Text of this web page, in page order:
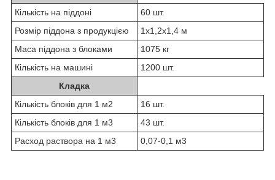
Кількість на піддоні
60 шт.
Розмір піддона з продукцією
1x1,2x1,4 м
Маса піддона з блоками
1075 кг
Кількість на машині
1200 шт.
Кладка
Кількість блоків для 1 м2
16 шт.
Кількість блоків для 1 м3
43 шт.
Расход раствора на 1 м3 0,07-0,1 м3